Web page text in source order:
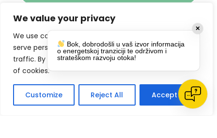
We value your privacy
We use cookies to enhance your browsing experience,
serve personalized ads or content, and analyze our
traffic. By clicking "Accept All", you consent to our use
of cookies.
Customize Reject All Accept All
Klikom na gumb dajete suglasnost za
primanje novosti Pokreta Otoka te se
slažete spolitikom privatnosti.
DRUŠTVENE MREŽE
✕
Bok, dobrodošli u vaš izvor informacija
o energetskoj tranziciji te održivom i
strateškom razvoju otoka!